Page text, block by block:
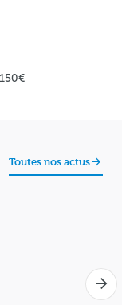
Toutes nos actus